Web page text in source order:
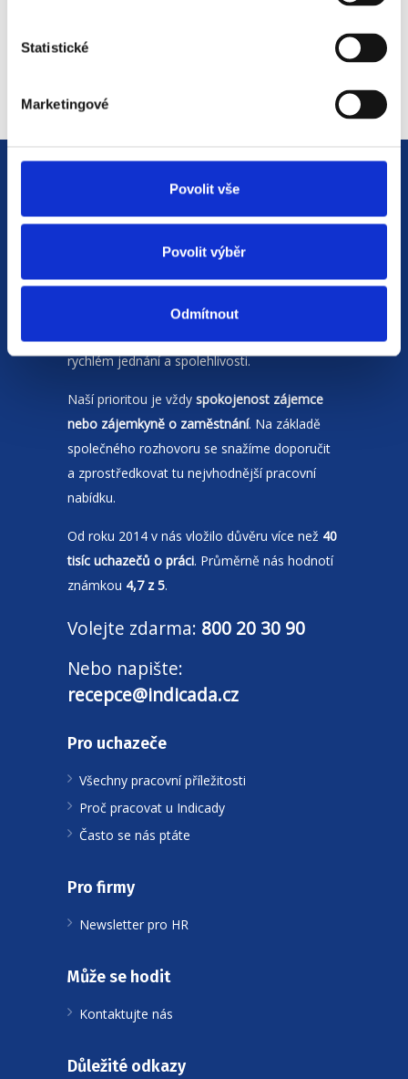
Statistické
Marketingové
Povolit vše
Povolit výběr
Odmítnout
JsmeHR agenturas pobočkami v
Moravskoslezském krajia Polsku. Zakládáme
rychlém jednání a spolehlivosti.
Naší prioritou je vždy spokojenost zájemce
nebo zájemkyně o zaměstnání. Na základě
společného rozhovoru se snažíme doporučit
a zprostředkovat tu nejvhodnější pracovní
nabídku.
Od roku 2014 v nás vložilo důvěru více než 40
tisíc uchazečů o práci. Průměrně nás hodnotí
známkou 4,7 z 5.
Volejte zdarma: 800 20 30 90
Nebo napište:
recepce@indicada.cz
Pro uchazeče
Všechny pracovní příležitosti
Proč pracovat u Indicady
Často se nás ptáte
Pro firmy
Newsletter pro HR
Může se hodit
Kontaktujte nás
Důležité odkazy